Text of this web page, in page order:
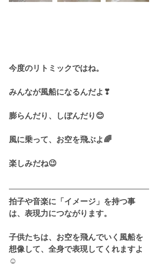
今度のリトミックではね。
みんなが風船になるんだよ❣
膨らんだり、しぼんだり😊
風に乗って、お空を飛ぶよ🌈
楽しみだね😉
拍子や音楽に「イメージ」を持つ事
は、表現力につながります。
子供たちは、お空を飛んでいく風船を
想像して、全身で表現してくれますよ
☺️